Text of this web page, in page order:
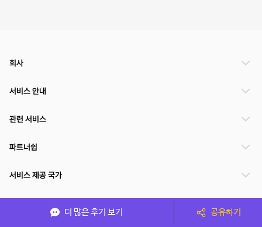
더 많은 후기 보기 공유하기
회사
서비스 안내
관련 서비스
파트너쉽
서비스 제공 국가
(주)NSPACE 사업자정보